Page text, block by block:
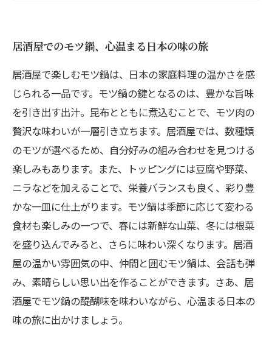
仲間と共に味わう、居酒屋のモツ鍋の魅力と
は？
モツ鍋を囲んだ思い出：居酒屋での楽しいひと
とき
今夜はモツ鍋で決まり！居酒屋での特別な体験
をシェアしよう
居酒屋でのモツ鍋、心温まる日本の味の旅
居酒屋で楽しむモツ鍋は、日本の家庭料理の温かさを感
じられる一品です。モツ鍋の鍵となるのは、豊かな旨味
を引き出す出汁。昆布とともに煮込むことで、モツ肉の
贅沢な味わいが一層引き立ちます。居酒屋では、数種類
のモツが選べるため、自分好みの組み合わせを見つける
楽しみもあります。また、トッピングには豆腐や野菜、
ニラなどを加えることで、栄養バランスも良く、彩り豊
かな一皿に仕上がります。モツ鍋は季節に応じて変わる
食材も楽しみの一つで、春には新鮮な山菜、冬には根菜
を盛り込んでみると、さらに味わい深くなります。居酒
屋の温かい雰囲気の中、仲間と囲むモツ鍋は、会話も弾
み、素晴らしい思い出を作ることができます。さあ、居
酒屋でモツ鍋の醍醐味を味わいながら、心温まる日本の
味の旅に出かけましょう。